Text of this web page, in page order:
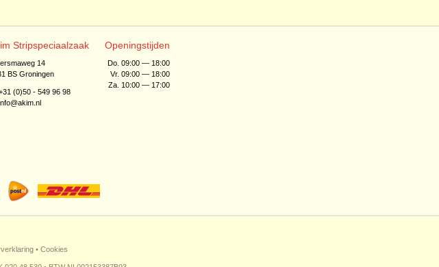
Stripspeciaalzaak
14
BS Groningen
(0)50 - 549 96 98
Openingstijden
Do. 09:00 — 18:00
Vr. 09:00 — 18:00
Za. 10:00 — 17:00
• Cookies